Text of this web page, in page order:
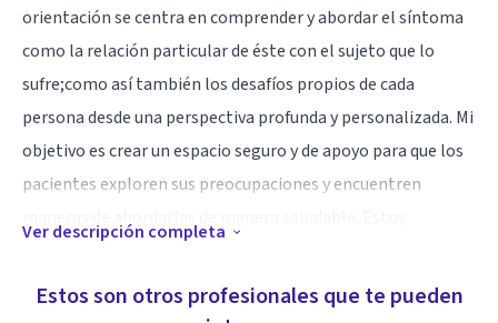
orientación se centra en comprender y abordar el síntoma
como la relación particular de éste con el sujeto que lo
sufre;como así también los desafíos propios de cada
persona desde una perspectiva profunda y personalizada. Mi
objetivo es crear un espacio seguro y de apoyo para que los
pacientes exploren sus preocupaciones y encuentren
pacientes, incluso en el entorno en línea, y a trabajar en
colaboración con ellos para fomentar el crecimiento
Ver descripción completa
Estos son otros profesionales que te pueden